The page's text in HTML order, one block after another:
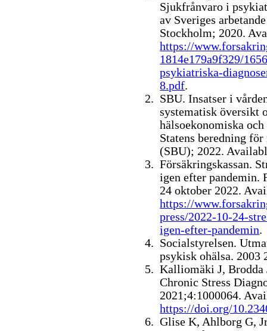
Sjukfrånvaro i
av Sveriges
Stockholm; 2020.
https://
1814e179a9f329/
psykiatriska-
8.pdf.
SBU. Insatser i
systematisk översikt
hälsoekonomiska
Statens beredning
(SBU); 2022.
Försäkringskassan.
igen efter pandemin.
24 oktober 2022.
https://
press/2022-10-24-
igen-efter-pandemin.
Socialstyrelsen.
psykisk ohälsa. 2003
Kalliomäki J, Brodda
Chronic Stress
2021;4:1000064.
https://doi.org/
Glise K, Ahlborg G,